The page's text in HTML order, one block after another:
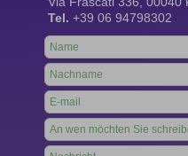
Tel. +39 06 94798302
Leave
this
field
blank